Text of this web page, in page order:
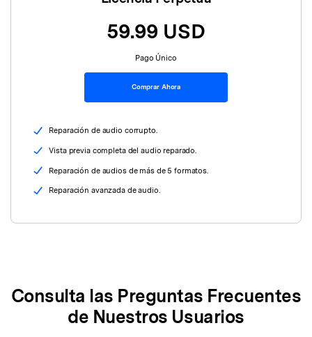
59.99 USD
Pago Único
Comprar Ahora
Reparación de audio corrupto.
Vista previa completa del audio reparado.
Reparación de audios de más de 5 formatos.
Reparación avanzada de audio.
Consulta las Preguntas Frecuentes
de Nuestros Usuarios